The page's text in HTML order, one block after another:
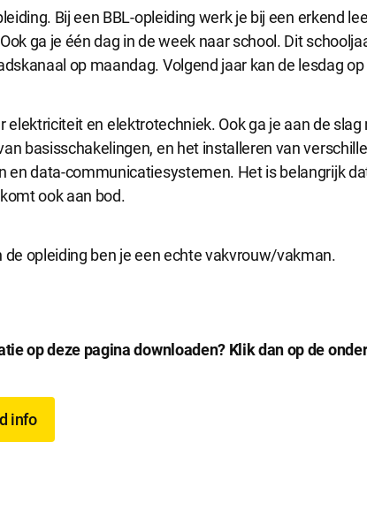
Bij een BBL-opleiding werk je bij een erkend
ga je één dag in de week naar school. Dit
op maandag. Volgend jaar kan de lesdag
elektriciteit en elektrotechniek. Ook ga je aan de
basisschakelingen, en het installeren van
en data-communicatiesystemen. Het is belangrijk
ook aan bod.
de opleiding ben je een echte vakvrouw/vakman.
op deze pagina downloaden? Klik dan op de
info